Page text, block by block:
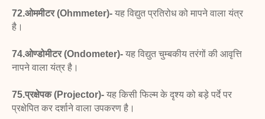
72.ओममीटर (Ohmmeter)- यह विद्युत प्रतिरोध को मापनेवाला यंत्र
है।
74.ओण्डोमीटर (Ondometer)- यह विद्युत चुम्बकीय तरंगों की आवृत्ति
नापने वाला यंत्र है।
75.प्रक्षेपक (Projector)- यह किसी फिल्म के दृश्य को बड़े पर्दे पर
प्रक्षेपित कर दर्शाने वाला उपकरण है।